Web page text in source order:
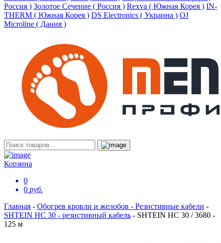
Россия ) Золотое Сечение ( Россия ) Rexva ( Южная Корея ) IN-
THERM ( Южная Корея ) DS Electronics ( Украина ) OJ
Microline ( Дания )
Корзина
0
0 руб.
Главная - Обогрев кровли и желобов - Резистивные кабели -
SHTEIN HC 30 - резистивный кабель - SHTEIN HC 30 / 3680 -
125 м